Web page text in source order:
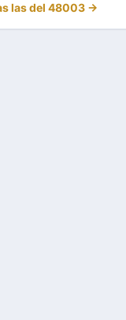
las del 48003 →